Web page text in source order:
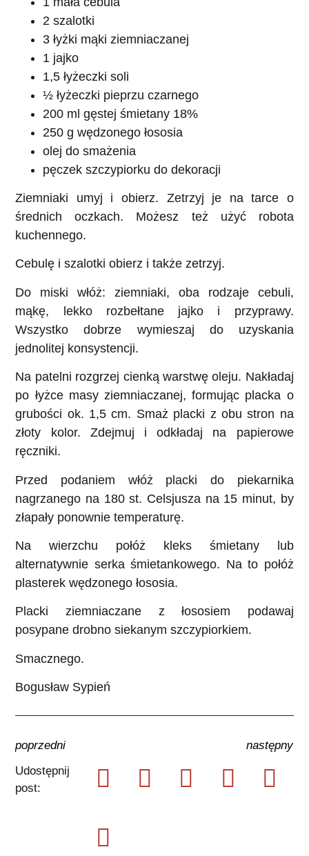
2 szalotki
3 łyżki mąki ziemniaczanej
1 jajko
1,5 łyżeczki soli
½ łyżeczki pieprzu czarnego
200 ml gęstej śmietany 18%
250 g wędzonego łososia
olej do smażenia
pęczek szczypiorku do dekoracji
Ziemniaki umyj i obierz. Zetrzyj je na tarce o
średnich oczkach. Możesz też użyć robota
kuchennego.
Cebulę i szalotki obierz i także zetrzyj.
Do miski włóż: ziemniaki, oba rodzaje cebuli,
mąkę, lekko rozbełtane jajko i przyprawy.
Wszystko dobrze wymieszaj do uzyskania
jednolitej konsystencji.
Na patelni rozgrzej cienką warstwę oleju. Nakładaj
po łyżce masy ziemniaczanej, formując placka o
grubości ok. 1,5 cm. Smaż placki z obu stron na
złoty kolor. Zdejmuj i odkładaj na papierowe
ręczniki.
Przed podaniem włóż placki do piekarnika
nagrzanego na 180 st. Celsjusza na 15 minut, by
złapały ponownie temperaturę.
Na wierzchu połóż kleks śmietany lub
alternatywnie serka śmietankowego. Na to połóż
plasterek wędzonego łososia.
Placki ziemniaczane z łososiem podawaj
posypane drobno siekanym szczypiorkiem.
Smacznego.
Bogusław Sypień
poprzedni
następny
Udostępnij
post: